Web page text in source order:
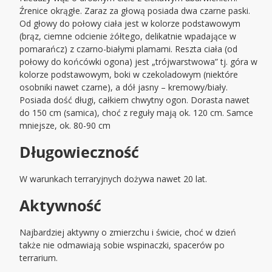
Źrenice okrągłe. Zaraz za głową posiada dwa czarne paski.
Od głowy do połowy ciała jest w kolorze podstawowym
(brąz, ciemne odcienie żółtego, delikatnie wpadające w
pomarańcz) z czarno-białymi plamami. Reszta ciała (od
połowy do końcówki ogona) jest „trójwarstwowa” tj. góra w
kolorze podstawowym, boki w czekoladowym (niektóre
osobniki nawet czarne), a dół jasny – kremowy/biały.
Posiada dość długi, całkiem chwytny ogon. Dorasta nawet
do 150 cm (samica), choć z reguły mają ok. 120 cm. Samce
mniejsze, ok. 80-90 cm
Długowieczność
W warunkach terraryjnych dożywa nawet 20 lat.
Aktywność
Najbardziej aktywny o zmierzchu i świcie, choć w dzień
także nie odmawiają sobie wspinaczki, spacerów po
terrarium.